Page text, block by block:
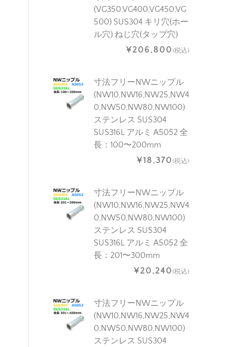
(VG350,VG400,VG450,VG
500) SUS304 キリ穴(ホー
ル穴) ねじ穴(タップ穴)
¥206,800(税込)
寸法フリーNWニップル
(NW10,NW16,NW25,NW4
0,NW50,NW80,NW100)
ステンレス SUS304
SUS316L アルミ A5052 全
長：100〜200mm
¥18,370(税込)
寸法フリーNWニップル
(NW10,NW16,NW25,NW4
0,NW50,NW80,NW100)
ステンレス SUS304
SUS316L アルミ A5052 全
長：201〜300mm
¥20,240(税込)
寸法フリーNWニップル
(NW10,NW16,NW25,NW4
0,NW50,NW80,NW100)
ステンレス SUS304